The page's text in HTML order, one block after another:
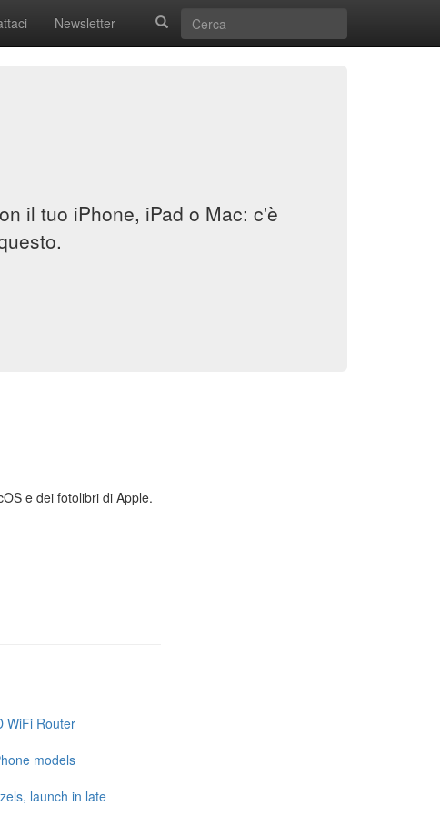
Newsletter
il tuo iPhone, iPad o Mac: c'è
e dei fotolibri di Apple.
WiFi Router
models
launch in late